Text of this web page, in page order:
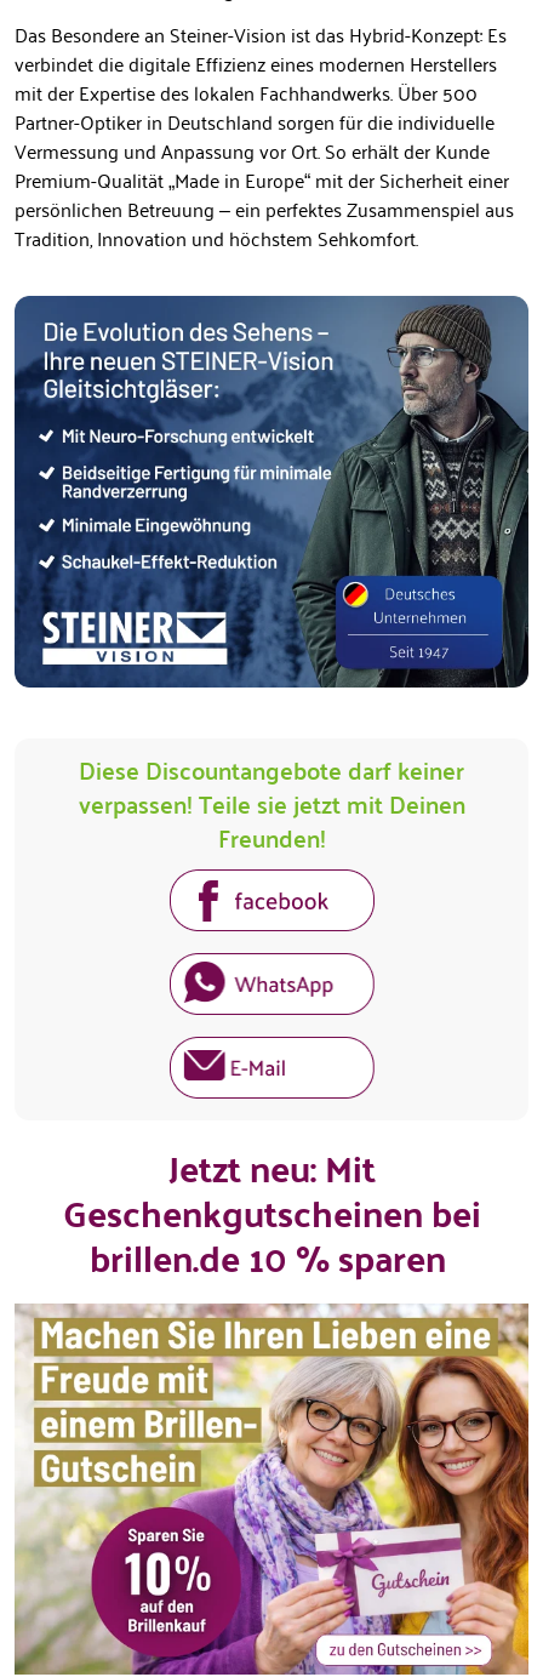
Das Besondere an Steiner-Vision ist das Hybrid-Konzept: Es
verbindet die digitale Effizienz eines modernen Herstellers
mit der Expertise des lokalen Fachhandwerks. Über 500
Partner-Optiker in Deutschland sorgen für die individuelle
Vermessung und Anpassung vor Ort. So erhält der Kunde
Premium-Qualität „Made in Europe“ mit der Sicherheit einer
persönlichen Betreuung – ein perfektes Zusammenspiel aus
Tradition, Innovation und höchstem Sehkomfort.
Diese Discountangebote darf keiner
verpassen! Teile sie jetzt mit Deinen
Freunden!
Jetzt neu: Mit
Geschenkgutscheinen bei
brillen.de 10 % sparen